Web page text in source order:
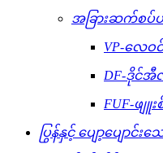
အခြားဆက်စပ်ပစ္
VP-လေ
DF-ဒိုင်အီ
FUF-ဖျူ
ပြွန်နှင့် ပျော့ပျောင်းသ